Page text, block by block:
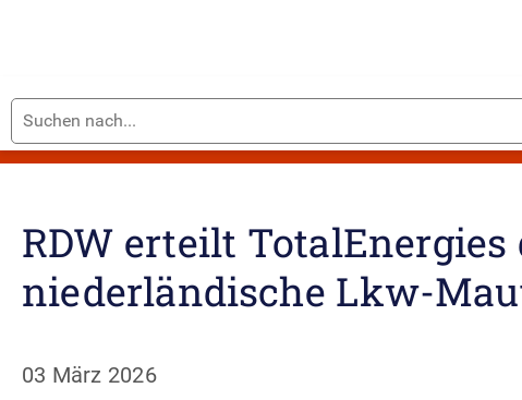
Suchen
nach...2026
RDW erteilt
niederländische Lkw-
03 März 2026